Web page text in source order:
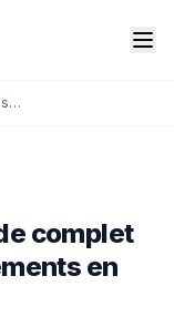
Goutte à la cheville : causes et solutions
complet
en